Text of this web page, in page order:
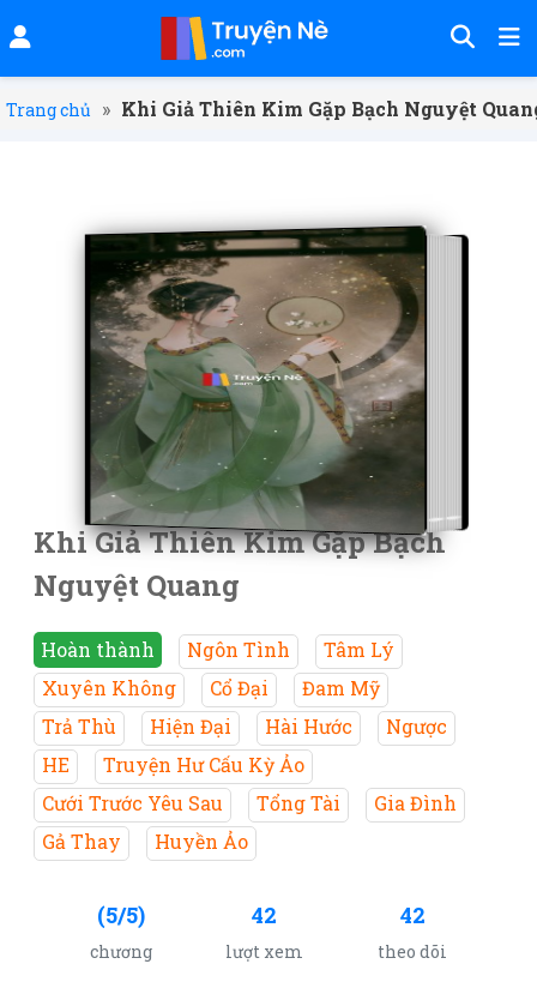
Trang chủ » Khi Giả Thiên Kim Gặp Bạch Nguyệt
Khi Giả Thiên Kim Gặp Bạch
Nguyệt Quang
Hoàn thành Ngôn Tình
Tâm Lý
Xuyên Không
Cổ Đại
Đam Mỹ
Trả Thù
Hiện Đại Hài Hước
Ngược
HE
Truyện Hư Cấu Kỳ Ảo
Cưới Trước Yêu Sau
Tổng Tài
Gia Đình
Gả Thay
Huyền Ảo
(5/5)
chương
42
lượt xem
42
theo dõi